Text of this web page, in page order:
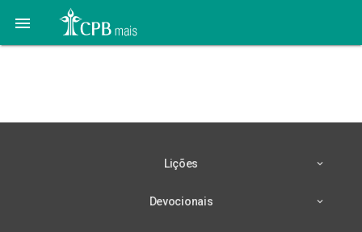

Lições
Devocionais